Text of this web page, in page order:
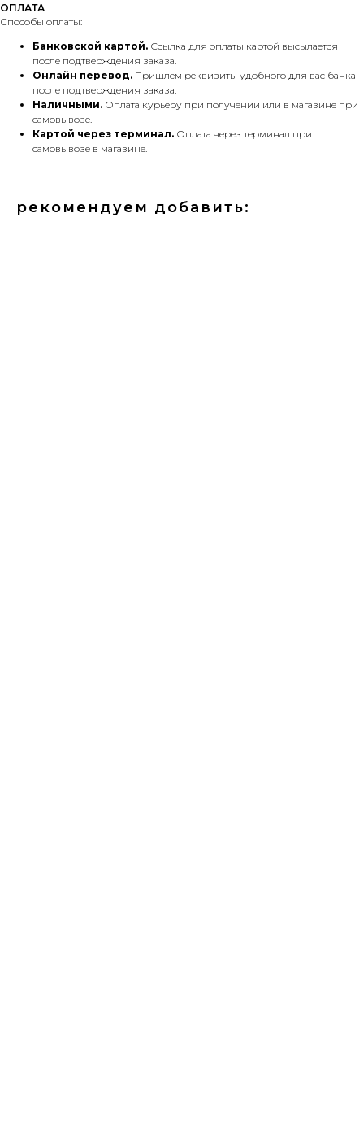
ОПЛАТА
Способы оплаты:
Банковской картой. Ссылка для оплаты картой высылается
после подтверждения заказа.
Онлайн перевод. Пришлем реквизиты удобного для вас банка
после подтверждения заказа.
Наличными. Оплата курьеру при получении или в магазине при
самовывозе.
Картой через терминал. Оплата через терминал при
самовывозе в магазине.
рекомендуем добавить: